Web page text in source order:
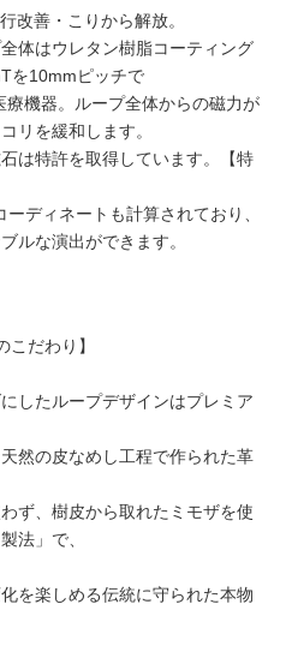
改善・こりから解放。
体はウレタン樹脂コーティング
を10mmピッチで
療機器。ループ全体からの磁力が
リを緩和します。
は特許を取得しています。【特
ーディネートも計算されており、
ルな演出ができます。
こだわり】
したループデザインはプレミア
然の皮なめし工程で作られた革
ず、樹皮から取れたミモザを使
法」で、
を楽しめる伝統に守られた本物